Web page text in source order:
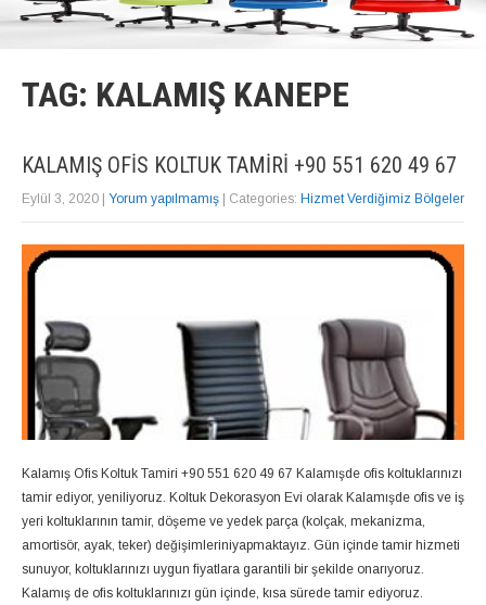
TAG: KALAMIŞ KANEPE
KALAMIŞ OFIS KOLTUK TAMIRI +90 551 620 49 67
Eylül 3, 2020 | Yorum yapılmamış | Categories: Hizmet Verdiğimiz Bölgeler
Kalamış Ofis Koltuk Tamiri +90 551 620 49 67 Kalamışde ofis koltuklarınızı
tamir ediyor, yeniliyoruz. Koltuk Dekorasyon Evi olarak Kalamışde ofis ve iş
yeri koltuklarının tamir, döşeme ve yedek parça (kolçak, mekanizma,
amortisör, ayak, teker) değişimleriniyapmaktayız. Gün içinde tamir hizmeti
sunuyor, koltuklarınızı uygun fiyatlara garantili bir şekilde onarıyoruz.
Kalamış de ofis koltuklarınızı gün içinde, kısa sürede tamir ediyoruz.